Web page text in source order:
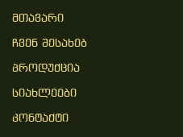
Მთავარი
Ჩვენ Შესახებ
Პროდუქცია
Სიახლეები
Კონტაქტი